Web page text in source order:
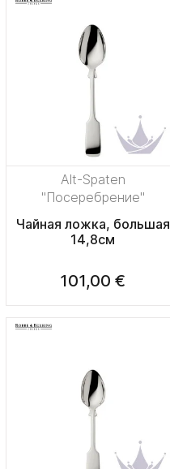
Alt-Spaten
"Посеребрение"
Чайная ложка, большая
14,8см
101,00 €